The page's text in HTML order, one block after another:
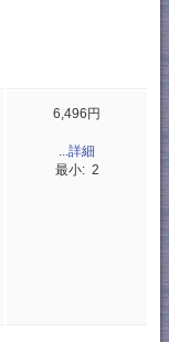
6,496円
...詳細
最小: 2